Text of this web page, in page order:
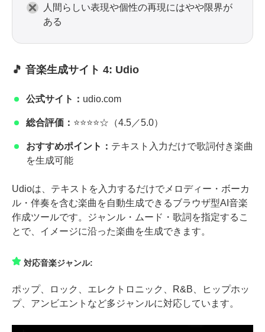
人間らしい表現や個性の再現にはやや限界が
ある
🎵 音楽生成サイト 4: Udio
公式サイト： udio.com
総合評価： ⭐⭐⭐⭐☆（4.5／5.0）
おすすめポイント： テキスト入力だけで歌詞付き楽曲
を生成可能
Udioは、テキストを入力するだけでメロディー・ボーカ
ル・伴奏を含む楽曲を自動生成できるブラウザ型AI音楽
作成ツールです。ジャンル・ムード・歌詞を指定するこ
とで、イメージに沿った楽曲を生成できます。
対応音楽ジャンル:
ポップ、ロック、エレクトロニック、R&B、ヒップホッ
プ、アンビエントなど多ジャンルに対応しています。